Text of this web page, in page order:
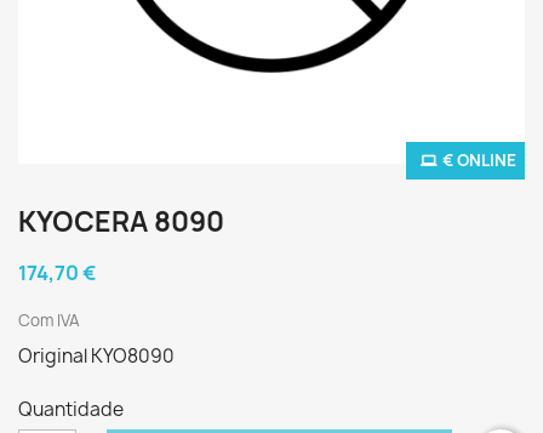
€ ONLINE
KYOCERA 8090
174,70 €
Com IVA
Original KYO8090
Quantidade